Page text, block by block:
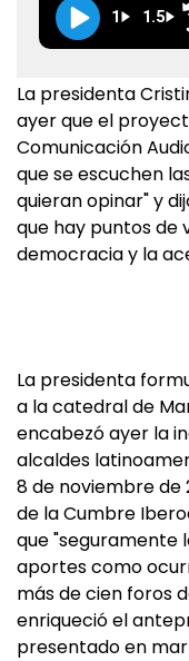
1 1.5
La presidenta
ayer que el
Comunicación
que se escuchen
quieran opinar" y
que hay puntos de
democracia y la
La presidenta
a la catedral de
encabezó ayer la
alcaldes
8 de noviembre de
de la Cumbre
que "seguramente
aportes como
más de cien foros
enriqueció el
presentado en